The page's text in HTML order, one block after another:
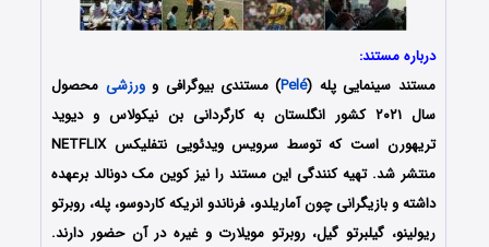
درباره مستند:
مستند سینمایی پله (Pelé) مستندی بیوگرافی وورزشی محصول
سال ۲۰۲۱ کشور انگلستان به کارگردانی بن نیکولاس و دیوید
تریهورن است که توسط سرویس ویدئویی نتفلیکس NETFLIX
منتشر شد. تهیه کنندگی این مستند را نیز کوین مک دونالد برعهده
داشته و بازیگرانی چون آماریلدو، فرناندو انریکه کاردوسو، پله، روبرتو
ریولینو، گیلبرتو گیل، روبرتو مویلارت و غیره در آن حضور دارند.